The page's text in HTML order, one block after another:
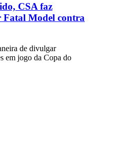
CSA faz
Model contra
de divulgar
em jogo da Copa do